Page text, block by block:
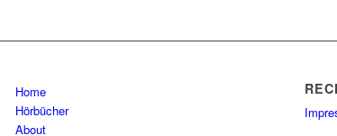
Home
Hörbücher
About